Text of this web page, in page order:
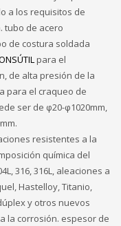
a los requisitos de
tubo de acero
de costura soldada
para el
de alta presión de la
para el craqueo de
ser de φ20-φ1020mm,
resistentes a la
química del
316, 316L, aleaciones a
Hastelloy, Titanio,
y otros nuevos
la corrosión. espesor de